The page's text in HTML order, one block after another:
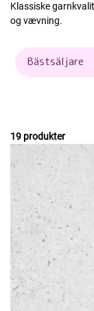
Klassiske
og vævning.
19 produkter